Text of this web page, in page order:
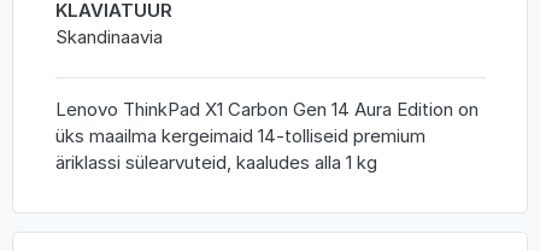
KLAVIATUUR
Skandinaavia
Lenovo ThinkPad X1 Carbon Gen 14 Aura Edition on
üks maailma kergeimaid 14-tolliseid premium
äriklassi sülearvuteid, kaaludes alla 1 kg